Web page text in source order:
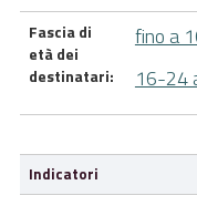
Fascia di
età dei
destinatari:
fino a
16-24
Indicatori